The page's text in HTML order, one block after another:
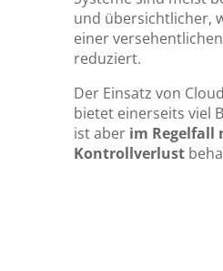
und übersichtlicher,
einer
reduziert.
Der Einsatz von
bietet einerseits viel
ist aber im Regelfall
Kontrollverlust